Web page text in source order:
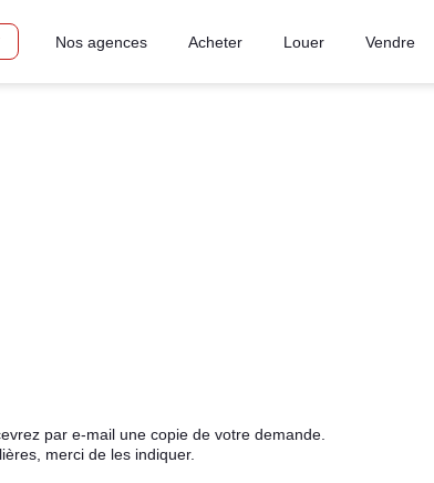
Nos agences Acheter Louer Vendre
par e-mail une copie de votre demande.
merci de les indiquer.